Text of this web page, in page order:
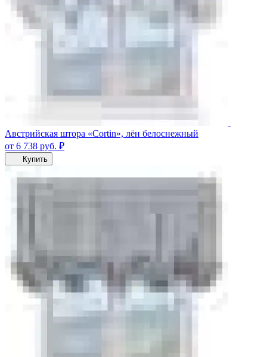
Австрийская штора «Cortin», лён белоснежный
от 6 738 руб. ₽
Купить